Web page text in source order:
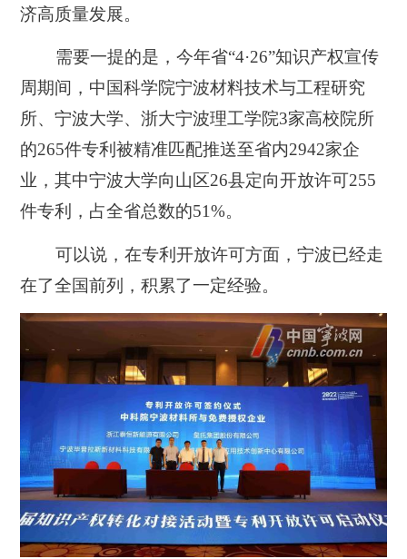
济高质量发展。
需要一提的是，今年省“4·26”知识产权宣传
周期间，中国科学院宁波材料技术与工程研究
所、宁波大学、浙大宁波理工学院3家高校院所
的265件专利被精准匹配推送至省内2942家企
业，其中宁波大学向山区26县定向开放许可255
件专利，占全省总数的51%。
可以说，在专利开放许可方面，宁波已经走
在了全国前列，积累了一定经验。